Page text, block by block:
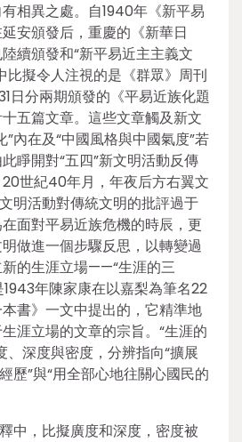
相異之處。自1940年《新平易
安頒發后，重慶的《新華日
續頒發和“新平易近主主義文
比擬令人注視的是《群眾》周刊
日分兩期頒發的《平易近族化題
五篇文章。這些文章觸及新文
”內在及“中國風格與中國氣度”若
睜開對“五四”新文明活動反傳
世紀40年月，年夜后方右翼文
明活動對傳統文明的批評過于
面對平易近族危機的時辰，更
做進一個步驟反思，以轉變過
的生涯立場——“生涯的三
1943年陳家康在以嘉梨為筆名22
書》一文中提出的，它精準地
涯立場的文章的宗旨。“生涯的
、深度與密度，分辨指向“擴展
歷”與“用全部心地往關心國民的
中，比擬廣度和深度，密度被